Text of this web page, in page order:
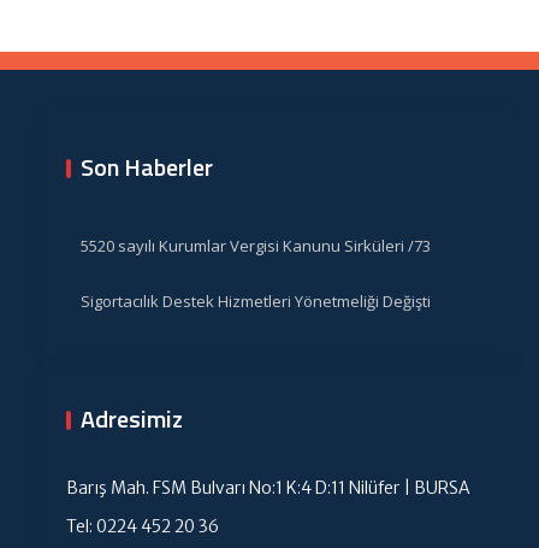
Son Haberler
5520 sayılı Kurumlar Vergisi Kanunu Sirküleri /73
Sigortacılık Destek Hizmetleri Yönetmeliği Değişti
Adresimiz
Barış Mah. FSM Bulvarı No:1 K:4 D:11 Nilüfer | BURSA
Tel: 0224 452 20 36